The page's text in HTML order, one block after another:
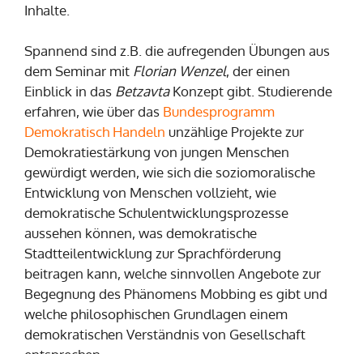
Inhalte.
Spannend sind z.B. die aufregenden Übungen aus
dem Seminar mit Florian Wenzel, der einen
Einblick in das BetzavtaKonzept gibt. Studierende
erfahren, wie über das Bundesprogramm
Demokratisch Handeln unzählige Projekte zur
Demokratiestärkung von jungen Menschen
gewürdigt werden, wie sich die soziomoralische
Entwicklung von Menschen vollzieht, wie
demokratische Schulentwicklungsprozesse
aussehen können, was demokratische
Stadtteilentwicklung zur Sprachförderung
beitragen kann, welche sinnvollen Angebote zur
Begegnung des Phänomens Mobbing es gibt und
welche philosophischen Grundlagen einem
demokratischen Verständnis von Gesellschaft